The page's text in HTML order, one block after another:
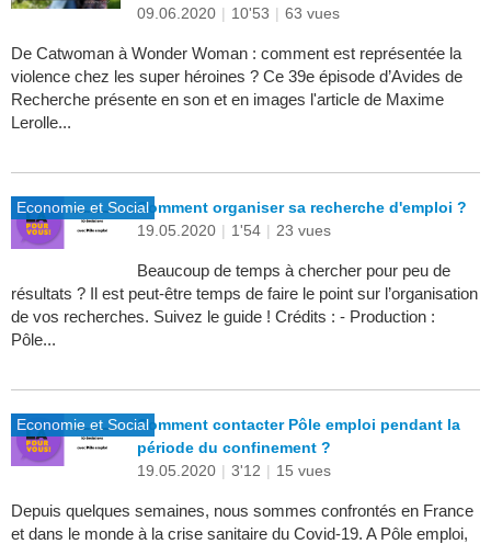
09.06.2020 | 10'53 | 63 vues
De Catwoman à Wonder Woman : comment est représentée la
violence chez les super héroines ? Ce 39e épisode d’Avides de
Recherche présente en son et en images l'article de Maxime
Lerolle...
Economie et SocialComment organiser sa recherche d'emploi ?
19.05.2020 | 1'54 | 23 vues
Beaucoup de temps à chercher pour peu de
résultats ? Il est peut-être temps de faire le point sur l’organisation
de vos recherches. Suivez le guide ! Crédits : - Production :
Pôle...
Economie et SocialComment contacter Pôle emploi pendant la
période du confinement ?
19.05.2020 | 3'12 | 15 vues
Depuis quelques semaines, nous sommes confrontés en France
et dans le monde à la crise sanitaire du Covid-19. A Pôle emploi,